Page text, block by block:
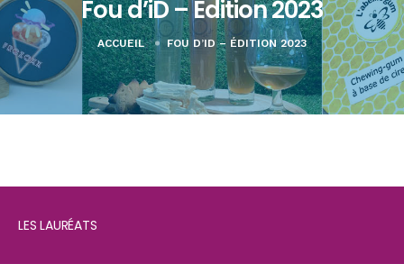
Fou d’iD – Édition 2023
ACCUEIL FOU D’ID – ÉDITION 2023
LES LAURÉATS